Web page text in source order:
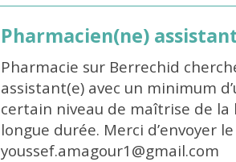
Pharmacien(ne)
Pharmacie sur Berrechid
assistant(e) avec un minimum
certain niveau de maîtrise de
longue durée. Merci d’envoyer
youssef.amagour1@gmail.com